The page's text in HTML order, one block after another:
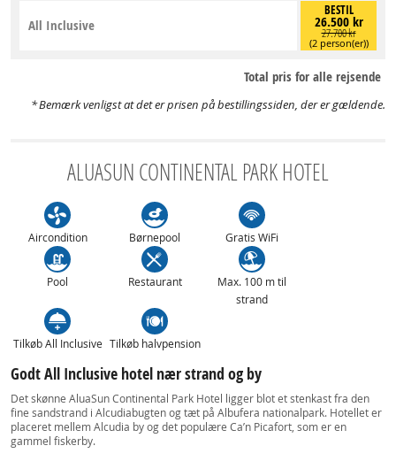
BESTIL
26.500 kr
27.700 kr
(2 person(er))
All Inclusive
Total pris for alle rejsende
Bemærk venligst at det er prisen på bestillingssiden, der er gældende.
ALUASUN CONTINENTAL PARK HOTEL
Aircondition Børnepool Gratis WiFi
Pool Restaurant
Max. 100 m til
strand
Tilkøb All Inclusive Tilkøb halvpension
Godt All Inclusive hotel nær strand og by
Det skønne AluaSun Continental Park Hotel ligger blot et stenkast fra den
fine sandstrand i Alcudiabugten og tæt på Albufera nationalpark. Hotellet er
placeret mellem Alcudia by og det populære Ca’n Picafort, som er en
gammel fiskerby.